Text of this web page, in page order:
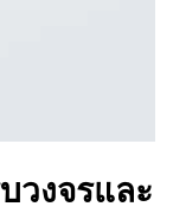
วงจรและ